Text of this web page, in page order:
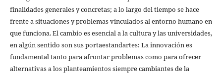
finalidades generales y concretas; a lo largo del tiempo se hace
frente a situaciones y problemas vinculados al entorno humano en
que funciona. El cambio es esencial a la cultura y las universidades,
en algún sentido son sus portaestandartes: La innovación es
fundamental tanto para afrontar problemas como para ofrecer
alternativas a los planteamientos siempre cambiantes de la